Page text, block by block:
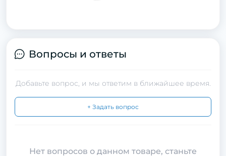
Вопросы и ответы
Добавьте вопрос, и мы ответим в ближайшее время.
+ Задать вопрос
Нет вопросов о данном товаре, станьте